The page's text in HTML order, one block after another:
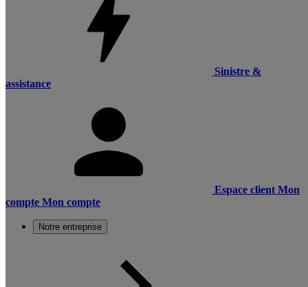
Sinistre &
assistance
Espace client Mon
compte Mon compte
Notre entreprise